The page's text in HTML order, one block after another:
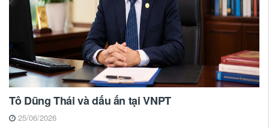
Tô Dũng Thái và dấu ấn tại VNPT
25/06/2026